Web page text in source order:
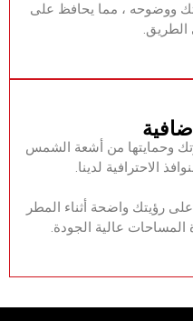
ووضوحه ، مما يحافظ على
وحمايتها من أشعة الشمس
الاحترافية لدينا.‏
رؤيتك واضحة أثناء المطر
عالية الجودة.‏